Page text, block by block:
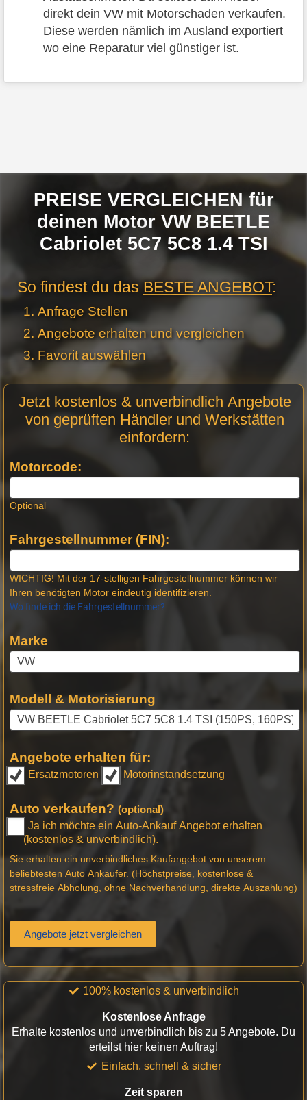
direkt dein VW mit Motorschaden verkaufen.
Diese werden nämlich im Ausland exportiert
wo eine Reparatur viel günstiger ist.
PREISE VERGLEICHEN für
deinen Motor VW BEETLE
Cabriolet 5C7 5C8 1.4 TSI
So findest du dasBESTE ANGEBOT:
Anfrage Stellen
Angebote erhalten und vergleichen
Favorit auswählen
Anfrage
Stellen -
Jetzt kostenlos & unverbindlich Angebote
von geprüften Händler und Werkstätten
einfordern:
Motorcode:
Optional
Fahrgestellnummer (FIN):
WICHTIG! Mit der 17-stelligen Fahrgestellnummer können wir
Ihren benötigten Motor eindeutig identifizieren.
Wo finde ich die Fahrgestellnummer?
Marke
Modell & Motorisierung
Angebote erhalten für:
Ersatzmotoren Motorinstandsetzung
Auto verkaufen? (optional)
Ja ich möchte ein Auto-Ankauf Angebot erhalten
(kostenlos & unverbindlich).
Sie erhalten ein unverbindliches Kaufangebot von unserem
beliebtesten Auto Ankäufer. (Höchstpreise, kostenlose &
stressfreie Abholung, ohne Nachverhandlung, direkte Auszahlung)
Angebote jetzt vergleichen
100% kostenlos & unverbindlich
Kostenlose Anfrage
Erhalte kostenlos und unverbindlich bis zu 5 Angebote. Du
erteilst hier keinen Auftrag!
Einfach, schnell & sicher
Zeit sparen